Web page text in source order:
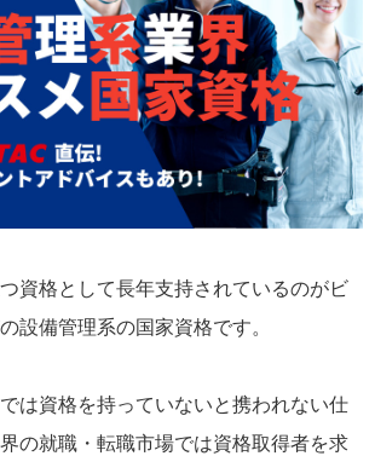
資格として長年支持されているのがビ
設備管理系の国家資格です。
は資格を持っていないと携われない仕
の就職・転職市場では資格取得者を求